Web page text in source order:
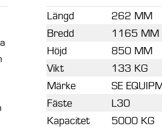
mängd
Längd
262 MM
Bredd
1165 MM
Höjd
850 MM
Vikt
133 KG
Märke
SE
Fäste
L30
Kapacitet
5000 KG